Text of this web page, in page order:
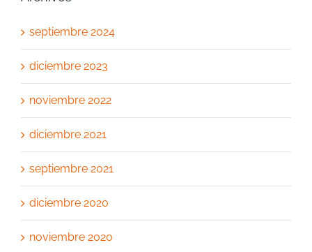
septiembre 2024
diciembre 2023
noviembre 2022
diciembre 2021
septiembre 2021
diciembre 2020
noviembre 2020